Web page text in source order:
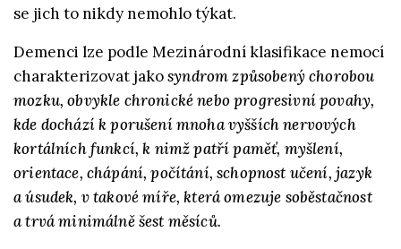
se jich to nikdy nemohlo týkat.
Demenci lze podle Mezinárodní klasifikace nemocí
charakterizovat jakosyndrom způsobený chorobou
mozku, obvykle chronické nebo progresivní povahy,
kde dochází k porušení mnoha vyšších nervových
kortálních funkcí, k nimž patří paměť, myšlení,
orientace, chápání, počítání, schopnost učení, jazyk
a úsudek, v takové míře, která omezuje soběstačnost
a trvá minimálně šest měsíců.